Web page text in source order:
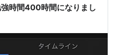
時間400時間になりまし